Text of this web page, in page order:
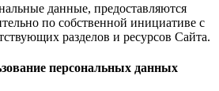
данные, предоставляются
по собственной инициативе с
разделов и ресурсов Сайта.
персональных данных